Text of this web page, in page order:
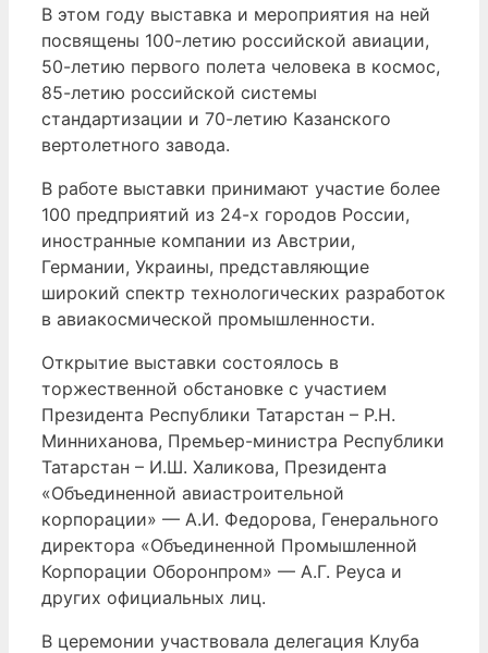
В этом году выставка и мероприятия на ней
посвящены 100-летию российской авиации,
50-летию первого полета человека в космос,
85-летию российской системы
стандартизации и 70-летию Казанского
вертолетного завода.
В работе выставки принимают участие более
100 предприятий из 24-х городов России,
иностранные компании из Австрии,
Германии, Украины, представляющие
широкий спектр технологических разработок
в авиакосмической промышленности.
Открытие выставки состоялось в
торжественной обстановке с участием
Президента Республики Татарстан – Р.Н.
Минниханова, Премьер-министра Республики
Татарстан – И.Ш. Халикова, Президента
«Объединенной авиастроительной
корпорации» — А.И. Федорова, Генерального
директора «Объединенной Промышленной
Корпорации Оборонпром» — А.Г. Реуса и
других официальных лиц.
В церемонии участвовала делегация Клуба